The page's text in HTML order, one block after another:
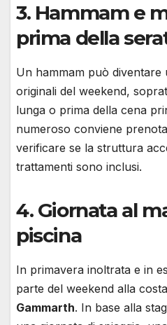
3. Hammam e
prima della
Un hammam può diventare
originali del weekend,
lunga o prima della cena
numeroso conviene
verificare se la struttura
trattamenti sono inclusi.
4. Giornata al
piscina
In primavera inoltrata e in
parte del weekend alla
Gammarth. In base alla